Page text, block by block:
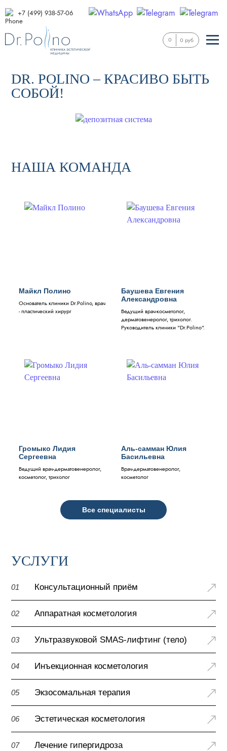
+7 (499) 938-57-06
0 0 руб
DR. POLINO – КРАСИВО БЫТЬ
СОБОЙ!
НАША КОМАНДА
Майкл Полино
Основатель клиники Dr.Polino, врач
- пластический хирург
Баушева Евгения
Александровна
Ведущий врач-косметолог,
дерматовенеролог, трихолог.
Руководитель клиники "Dr.Polino".
Громыко Лидия
Сергеевна
Ведущий врач-дерматовенеролог,
косметолог, трихолог
Аль-самман Юлия
Басильевна
Врач-дерматовенеролог,
косметолог
Все специалисты
УСЛУГИ
01 Консультационный приём
02 Аппаратная косметология
03 Ультразвуковой SMAS-лифтинг (тело)
04 Инъекционная косметология
05 Экзосомальная терапия
06 Эстетическая косметология
07 Лечение гипергидроза